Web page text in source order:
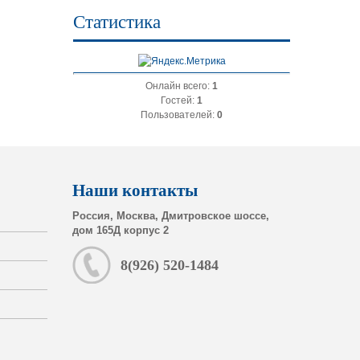
Статистика
Онлайн всего: 1
Гостей: 1
Пользователей: 0
Наши контакты
Россия, Москва, Дмитровское шоссе,
дом 165Д корпус 2
8(926) 520-1484